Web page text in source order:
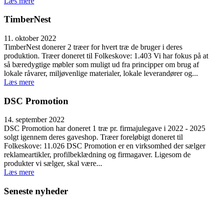
TimberNest
11. oktober 2022
TimberNest donerer 2 træer for hvert træ de bruger i deres
produktion. Træer doneret til Folkeskove: 1.403 Vi har fokus på at
så bæredygtige møbler som muligt ud fra principper om brug af
lokale råvarer, miljøvenlige materialer, lokale leverandører og...
Læs mere
DSC Promotion
14. september 2022
DSC Promotion har doneret 1 træ pr. firmajulegave i 2022 - 2025
solgt igennem deres gaveshop. Træer foreløbigt doneret til
Folkeskove: 11.026 DSC Promotion er en virksomhed der sælger
reklameartikler, profilbeklædning og firmagaver. Ligesom de
produkter vi sælger, skal være...
Læs mere
Seneste nyheder